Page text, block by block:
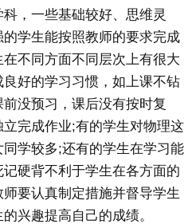
，一些基础较好、思维灵
学生能按照教师的要求完成
不同方面不同层次上有很大
好的学习习惯，如上课不钻
没预习，课后没有按时复
完成作业;有的学生对物理这
学较多;还有的学生在学习能
硬背不利于学生在各方面的
要认真制定措施并督导学生
兴趣提高自己的成绩。